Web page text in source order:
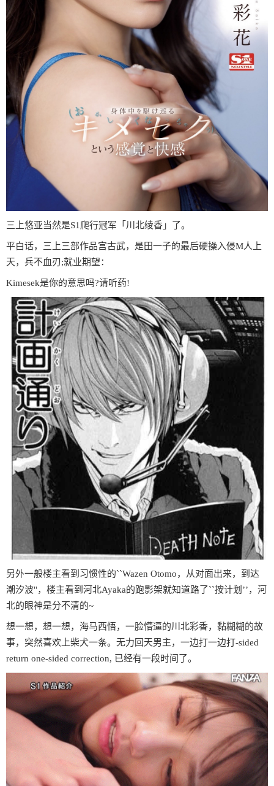
三上悠亚当然是S1爬行冠军「川北绫香」了。
平白话，三上三部作品宫古武，是田一子的最后硬操入侵M人上
天，兵不血刃;就业期望：
Kimesek是你的意思吗?请听药!
另外一般楼主看到习惯性的``Wazen Otomo，从对面出来，到达
潮汐波''，楼主看到河北Ayaka的跑影架就知道路了``按计划’’，河
北的眼神是分不清的~
想一想，想一想，海马西悟，一脸懵逼的川北彩香，黏糊糊的故
事，突然喜欢上柴犬一条。无力回天男主，一边打一边打-sided
return one-sided correction, 已经有一段时间了。